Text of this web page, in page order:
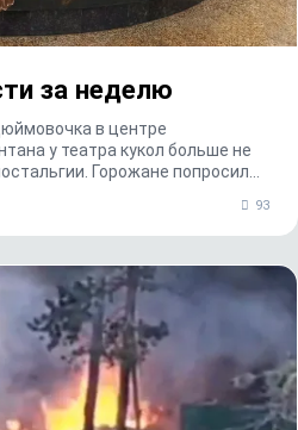
за неделю
в центре
у театра кукол больше не
Горожане попросили
93